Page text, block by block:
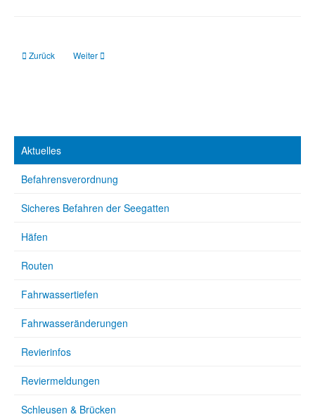
Vorheriger Beitrag: Pyrotechnische Seenotsignale: Theorie und Praxis
Zurück Nächster Beitrag: SRC / LRC: Englische Funkmeldungen:
Weiter
Aktuelles
Befahrensverordnung
Sicheres Befahren der Seegatten
Häfen
Routen
Fahrwassertiefen
Fahrwasseränderungen
Revierinfos
Reviermeldungen
Schleusen & Brücken